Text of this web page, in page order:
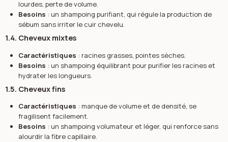
lourdes, perte de volume.
Besoins : un shampoing purifiant, qui régule la production de
sébum sans irriter le cuir chevelu.
1.4. Cheveux mixtes
Caractéristiques : racines grasses, pointes sèches.
Besoins : un shampoing équilibrant pour purifier les racines et
hydrater les longueurs.
1.5. Cheveux fins
Caractéristiques : manque de volume et de densité, se
fragilisent facilement.
Besoins : un shampoing volumateur et léger, qui renforce sans
alourdir la fibre capillaire.